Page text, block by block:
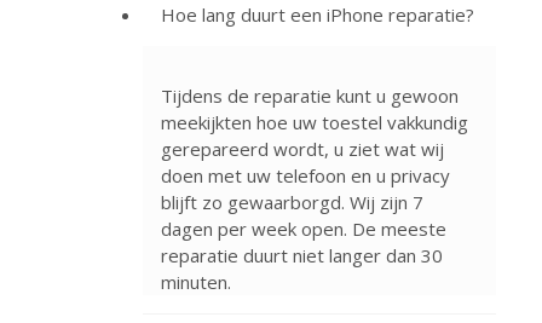
Hoe lang duurt een iPhone reparatie?
Tijdens de reparatie kunt u gewoon
meekijkten hoe uw toestel vakkundig
gerepareerd wordt, u ziet wat wij
doen met uw telefoon en u privacy
blijft zo gewaarborgd. Wij zijn 7
dagen per week open. De meeste
reparatie duurt niet langer dan 30
minuten.